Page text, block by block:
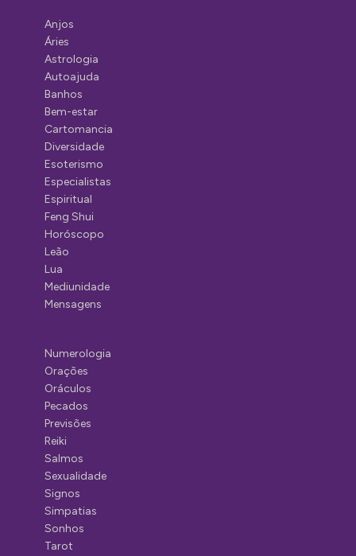
Anjos
Áries
Astrologia
Autoajuda
Banhos
Bem-estar
Cartomancia
Diversidade
Esoterismo
Especialistas
Espiritual
Feng Shui
Horóscopo
Leão
Lua
Mediunidade
Mensagens
Numerologia
Orações
Oráculos
Pecados
Previsões
Reiki
Salmos
Sexualidade
Signos
Simpatias
Sonhos
Tarot